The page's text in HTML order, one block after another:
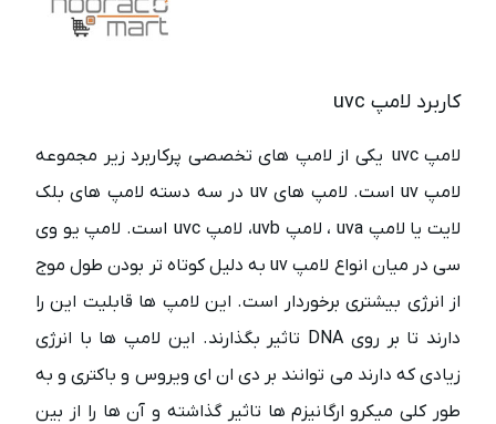
کاربرد لامپ uvc
لامپ uvc یکی از لامپ های تخصصی پرکاربرد زیر مجموعه
لامپ uv است. لامپ های uv در سه دسته لامپ های بلک
لایت یا لامپ uva ، لامپ uvb، لامپ uvc است. لامپ یو وی
سی در میان انواع لامپ uv به دلیل کوتاه تر بودن طول موج
از انرژی بیشتری برخوردار است. این لامپ ها قابلیت این را
دارند تا بر روی DNA تاثیر بگذارند. این لامپ ها با انرژی
زیادی که دارند می توانند بر دی ان ای ویروس و باکتری و به
طور کلی میکرو ارگانیزم ها تاثیر گذاشته و آن ها را از بین